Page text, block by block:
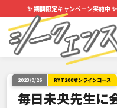
✨期間限定キャンペーン実施中✨
2023/9/26 RYT200オンラインコース
毎日未央先生に